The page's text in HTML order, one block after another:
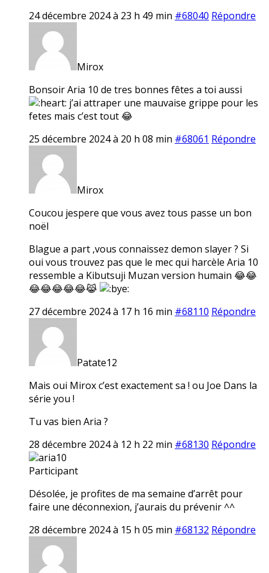
24 décembre 2024 à 23 h 49 min #68040 Répondre
Mirox
Bonsoir Aria 10 de tres bonnes fêtes a toi aussi
j’ai attraper une mauvaise grippe pour les
fetes mais c’est tout 😂
25 décembre 2024 à 20 h 08 min #68061 Répondre
Mirox
Coucou jespere que vous avez tous passe un bon
noël
Blague a part ,vous connaissez demon slayer ? Si
oui vous trouvez pas que le mec qui harcèle Aria 10
ressemble a Kibutsuji Muzan version humain 😂😂
😂😂😂😂😂😹
27 décembre 2024 à 17 h 16 min #68110 Répondre
Patate12
Mais oui Mirox c’est exactement sa ! ou Joe Dans la
série you !
Tu vas bien Aria ?
28 décembre 2024 à 12 h 22 min #68130 Répondre
aria10
Participant
Désolée, je profites de ma semaine d’arrêt pour
faire une déconnexion, j’aurais du prévenir ^^
28 décembre 2024 à 15 h 05 min #68132 Répondre